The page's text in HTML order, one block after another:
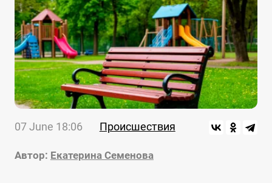
07 June 18:06 Происшествия
Автор: Екатерина Семенова